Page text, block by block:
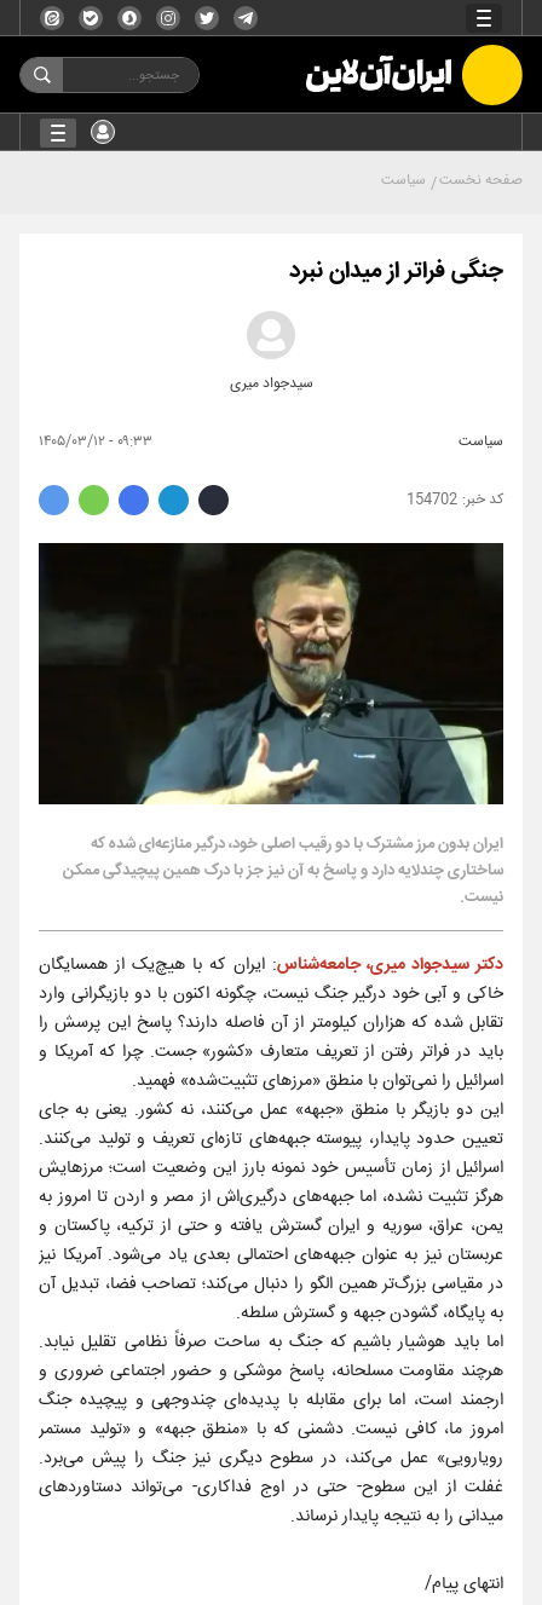
صفحه نخست سیاست
جنگی فراتر از میدان نبرد
سیدجواد میری
سیاست ۰۹:۳۳ - ۱۴۰۵/۰۳/۱۲
154702
ایران بدون مرز مشترک با دو رقیب اصلی خود، درگیر منازعه‌ای شده که
ساختاری چندلایه دارد و پاسخ به آن نیز جز با درک همین پیچیدگی ممکن
نیست.
دکتر سیدجواد میری، جامعه‌شناس: ایران که با هیچ‌یک از همسایگان
خاکی و آبی خود درگیر جنگ نیست، چگونه اکنون با دو بازیگرانی وارد
تقابل شده که هزاران کیلومتر از آن فاصله دارند؟ پاسخ این پرسش را
باید در فراتر رفتن از تعریف متعارف «کشور» جست. چرا که آمریکا و
اسرائیل را نمی‌توان با منطق «مرزهای تثبیت‌شده» فهمید.
این دو بازیگر با منطق «جبهه» عمل می‌کنند، نه کشور. یعنی به جای
تعیین حدود پایدار، پیوسته جبهه‌های تازه‌ای تعریف و تولید می‌کنند.
اسرائیل از زمان تأسیس خود نمونه بارز این وضعیت است؛ مرزهایش
هرگز تثبیت نشده، اما جبهه‌های درگیری‌اش از مصر و اردن تا امروز به
یمن، عراق، سوریه و ایران گسترش یافته و حتی از ترکیه، پاکستان و
عربستان نیز به عنوان جبهه‌های احتمالی بعدی یاد می‌شود. آمریکا نیز
در مقیاسی بزرگ‌تر همین الگو را دنبال می‌کند؛ تصاحب فضا، تبدیل آن
به پایگاه، گشودن جبهه و گسترش سلطه.
اما باید هوشیار باشیم که جنگ به ساحت صرفاً نظامی تقلیل نیابد.
هرچند مقاومت مسلحانه، پاسخ موشکی و حضور اجتماعی ضروری و
ارجمند است، اما برای مقابله با پدیده‌ای چندوجهی و پیچیده جنگ
امروز ما، کافی نیست. دشمنی که با «منطق جبهه» و «تولید مستمر
رویارویی» عمل می‌کند، در سطوح دیگری نیز جنگ را پیش می‌برد.
غفلت از این سطوح- حتی در اوج فداکاری- می‌تواند دستاوردهای
میدانی را به نتیجه پایدار نرساند.
انتهای پیام/